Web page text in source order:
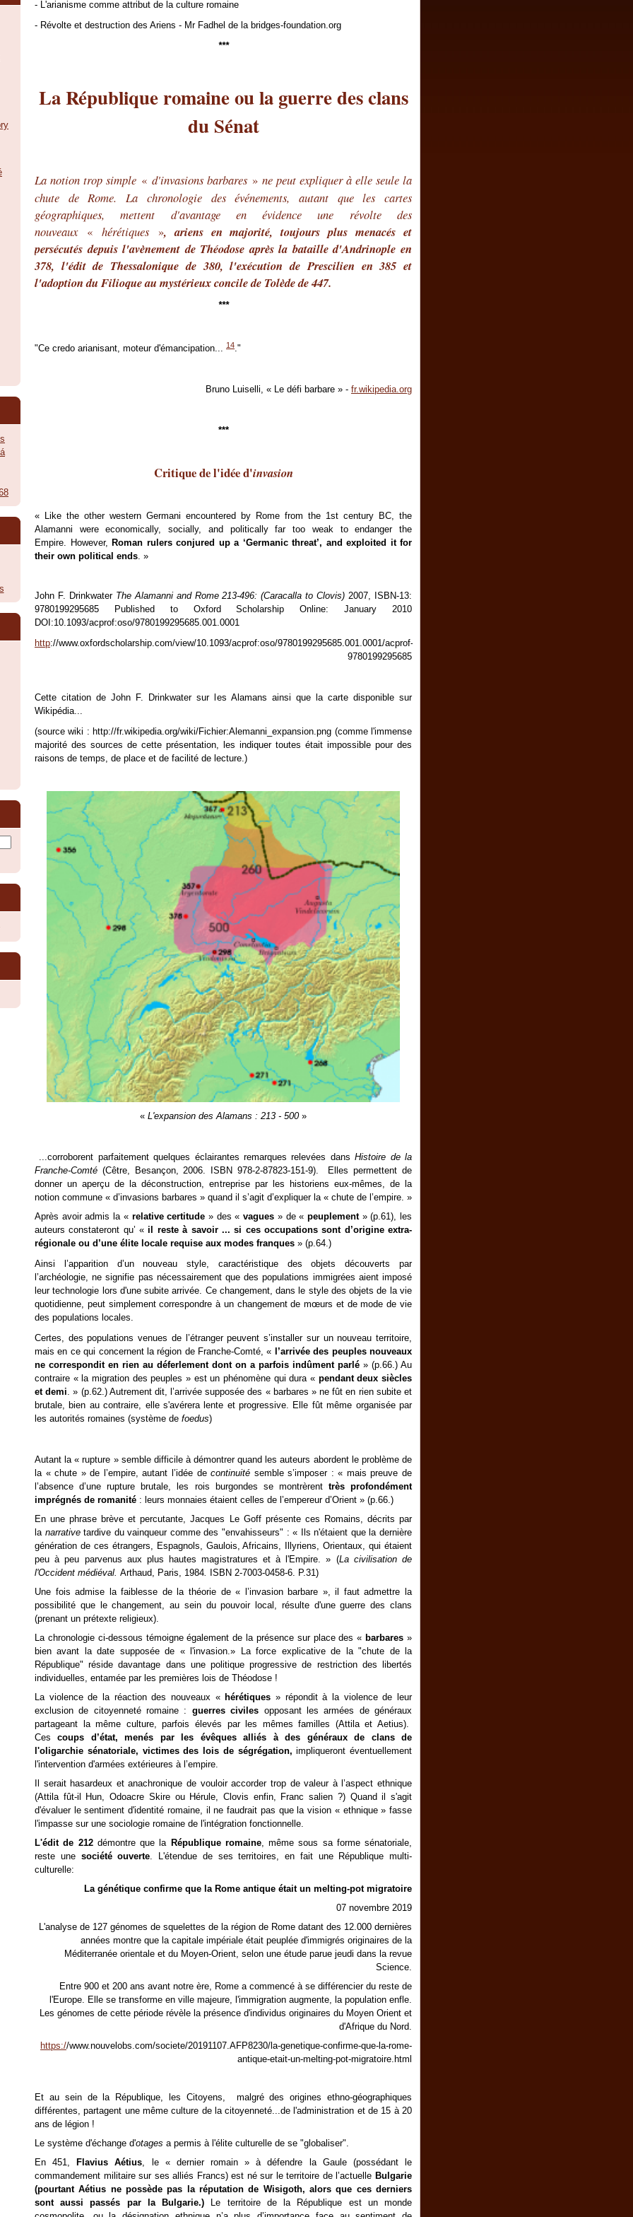
- L'arianisme comme attribut de la culture romaine
- Révolte et destruction des Ariens - Mr Fadhel de la bridges-foundation.org
***
La République romaine ou la guerre des clans
du Sénat
La notion trop simple « d'invasions barbares»ne peut expliquer à elle seule la
chute de Rome. La chronologie des événements, autant que les cartes
géographiques, mettent d'avantage en évidence une révolte des
nouveaux « hérétiques », ariens en majorité, toujours plus menacés et
persécutés depuis l'avènement de Théodose après la bataille d'Andrinople en
378, l'édit de Thessalonique de 380, l'exécution de Prescilien en 385 et
l'adoption du Filioque au mystérieux concile de Tolède de 447.
***
"Ce credo arianisant, moteur d'émancipation... 14."
Bruno Luiselli, « Le défi barbare » - fr.wikipedia.org
***
Critique de l'idée d'invasion
« Like the other western Germani encountered by Rome from the 1st century BC, the
Alamanni were economically, socially, and politically far too weak to endanger the
Empire. However, Roman rulers conjured up a ‘Germanic threat’, and exploited it for
their own political ends. »
John F. Drinkwater The Alamanni and Rome 213-496: (Caracalla to Clovis) 2007, ISBN-13:
9780199295685 Published to Oxford Scholarship Online: January 2010
DOI:10.1093/acprof:oso/9780199295685.001.0001
http://www.oxfordscholarship.com/view/10.1093/acprof:oso/9780199295685.001.0001/acprof-
9780199295685
Cette citation de John F. Drinkwater sur les Alamans ainsi que la carte disponible sur
Wikipédia...
(source wiki : http://fr.wikipedia.org/wiki/Fichier:Alemanni_expansion.png (comme l'immense
majorité des sources de cette présentation, les indiquer toutes était impossible pour des
raisons de temps, de place et de facilité de lecture.)
« L'expansion des Alamans : 213 - 500»
...corroborent parfaitement quelques éclairantes remarques relevées dansHistoire de la
Franche-Comté (Cêtre, Besançon, 2006. ISBN 978-2-87823-151-9). Elles permettent de
donner un aperçu de la déconstruction, entreprise par les historiens eux-mêmes, de la
notion commune « d’invasions barbares » quand il s’agit d’expliquer la « chute de l’empire. »
Après avoir admis la « relative certitude » des «vagues » de « peuplement» (p.61), les
auteurs constateront qu’ «il reste à savoir ... si ces occupations sont d’origine extra-
régionale ou d’une élite locale requise aux modes franques » (p.64.)
Ainsi l’apparition d’un nouveau style, caractéristique des objets découverts par
l’archéologie, ne signifie pas nécessairement que des populations immigrées aient imposé
leur technologie lors d'une subite arrivée. Ce changement, dans le style des objets de la vie
quotidienne, peut simplement correspondre à un changement de mœurs et de mode de vie
des populations locales.
Certes, des populations venues de l’étranger peuvent s’installer sur un nouveau territoire,
mais en ce qui concernent la région de Franche-Comté, « l’arrivée des peuples nouveaux
ne correspondit en rien au déferlement dont on a parfois indûment parlé » (p.66.) Au
contraire « la migration des peuples » est un phénomène qui dura « pendant deux siècles
et demi. » (p.62.) Autrement dit, l’arrivée supposée des « barbares » ne fût en rien subite et
brutale, bien au contraire, elle s'avérera lente et progressive. Elle fût même organisée par
les autorités romaines (système de foedus)
Autant la « rupture » semble difficile à démontrer quand les auteurs abordent le problème de
la « chute » de l’empire, autant l’idée decontinuité semble s’imposer : « mais preuve de
l’absence d’une rupture brutale, les rois burgondes se montrèrent très profondément
imprégnés de romanité : leurs monnaies étaient celles de l’empereur d’Orient » (p.66.)
En une phrase brève et percutante, Jacques Le Goff présente ces Romains, décrits par
la narrativetardive du vainqueur comme des "envahisseurs" : « Ils n'étaient que la dernière
génération de ces étrangers, Espagnols, Gaulois, Africains, Illyriens, Orientaux, qui étaient
peu à peu parvenus aux plus hautes magistratures et à l'Empire. » (La civilisation de
l'Occident médiéval. Arthaud, Paris, 1984.
ISBN 2-7003-0458-6. P.31)
Une fois admise la faiblesse de la théorie de « l’invasion barbare », il faut admettre la
possibilité que le changement, au sein du pouvoir local, résulte d'une guerre des clans
(prenant un prétexte religieux).
La chronologie ci-dessous témoigne également de la présence sur place des « barbares »
bien avant la date supposée de « l'invasion.» La force explicative de la "chute de la
République" réside davantage dans une politique progressive de restriction des libertés
individuelles, entamée par les premières lois de Théodose !
La violence de la réaction des nouveaux « hérétiques » répondit à la violence de leur
exclusion de citoyenneté romaine : guerres civiles opposant les armées de généraux
partageant la même culture, parfois élevés par les mêmes familles (Attila et Aetius).
Cescoups d’état, menés par les évêques alliés à des généraux de clans de
l'oligarchie sénatoriale, victimes des lois de ségrégation,impliqueront éventuellement
l'intervention d'armées extérieures à l’empire.
Il serait hasardeux et anachronique de vouloir accorder trop de valeur à l’aspect ethnique
(Attila fût-il Hun, Odoacre Skire ou Hérule, Clovis enfin, Franc salien ?) Quand il s'agit
d'évaluer le sentiment d'identité romaine, il ne faudrait pas que la vision « ethnique » fasse
l'impasse sur une sociologie romaine de l'intégration fonctionnelle.
L'édit de 212démontre que la République romaine, même sous sa forme sénatoriale,
reste une société ouverte. L'étendue de ses territoires, en fait une République multi-
culturelle:
La génétique confirme que la Rome antique était un melting-pot migratoire
07 novembre 2019
L'analyse de 127 génomes de squelettes de la région de Rome datant des 12.000 dernières
années montre que la capitale impériale était peuplée d'immigrés originaires de la
Méditerranée orientale et du Moyen-Orient, selon une étude parue jeudi dans la revue
Science.
Entre 900 et 200 ans avant notre ère, Rome a commencé à se différencier du reste de
l'Europe. Elle se transforme en ville majeure, l'immigration augmente, la population enfle.
Les génomes de cette période révèle la présence d'individus originaires du Moyen Orient et
d'Afrique du Nord.
https://www.nouvelobs.com/societe/20191107.AFP8230/la-genetique-confirme-que-la-rome-
antique-etait-un-melting-pot-migratoire.html
Et au sein de la République, les Citoyens, malgré des origines ethno-géographiques
différentes, partagent une même culture de la citoyenneté...de l'administration et de 15 à 20
ans de légion !
Le système d'échange d'otages a permis à l'élite culturelle de se "globaliser".
En 451,
Flavius Aétius, le « dernier romain » à défendre la Gaule (possédant le
commandement militaire sur ses alliés Francs) est né sur le territoire de l’actuelle Bulgarie
(pourtant Aétius ne possède pas la réputation de Wisigoth, alors que ces derniers
sont aussi passés par la Bulgarie.)
Le territoire de la République est un monde